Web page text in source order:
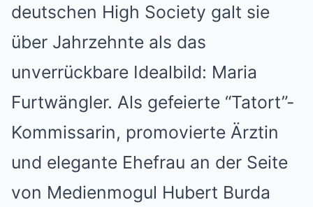
deutschen High Society galt sie
über Jahrzehnte als das
unverrückbare Idealbild: Maria
Furtwängler. Als gefeierte “Tatort”-
Kommissarin, promovierte Ärztin
und elegante Ehefrau an der Seite
von Medienmogul Hubert Burda